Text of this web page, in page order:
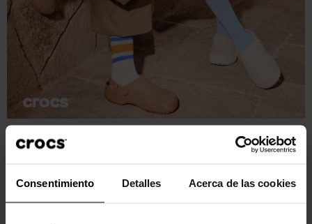
Consentimiento Detalles Acerca de las cookies